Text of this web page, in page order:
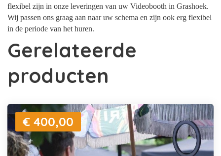
flexibel zijn in onze leveringen van uw Videobooth in Grashoek.
Wij passen ons graag aan naar uw schema en zijn ook erg flexibel
in de periode van het huren.
Gerelateerde
producten
€ 400,00